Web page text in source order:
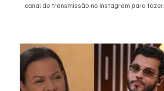
canal de transmissão no Instagram para fazer...